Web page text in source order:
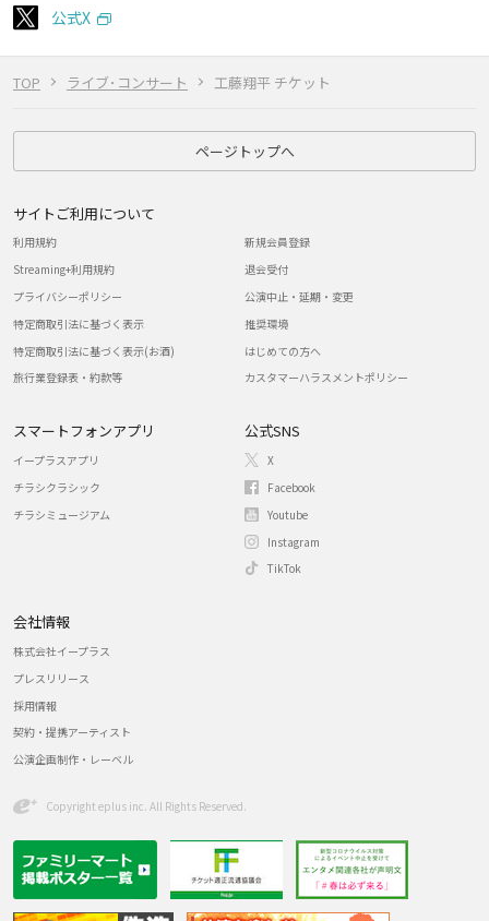
TOP ライブ･コンサート 工藤翔平 チケット
公式X
ページトップへ
サイトご利用について
利用規約
Streaming+利用規約
プライバシーポリシー
特定商取引法に基づく表示
特定商取引法に基づく表示(お酒)
旅行業登録表・約款等
新規会員登録
退会受付
公演中止・延期・変更
推奨環境
はじめての方へ
カスタマーハラスメントポリシー
スマートフォンアプリ
イープラスアプリ
チラシクラシック
チラシミュージアム
公式SNS
X
Facebook
Youtube
Instagram
TikTok
会社情報
株式会社イープラス
プレスリリース
採用情報
契約・提携アーティスト
公演企画制作・レーベル
Copyright eplus inc. All Rights Reserved.